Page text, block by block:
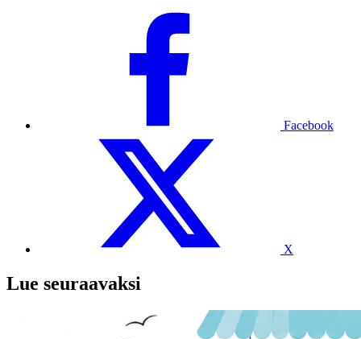
Facebook
X
Lue seuraavaksi